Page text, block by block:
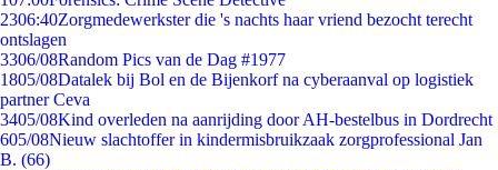
2306:40Zorgmedewerkster die 's nachts haar vriend bezocht terecht
ontslagen
3306/08Random Pics van de Dag #1977
1805/08Datalek bij Bol en de Bijenkorf na cyberaanval op logistiek
partner Ceva
3405/08Kind overleden na aanrijding door AH-bestelbus in Dordrecht
605/08Nieuw slachtoffer in kindermisbruikzaak zorgprofessional Jan
B. (66)